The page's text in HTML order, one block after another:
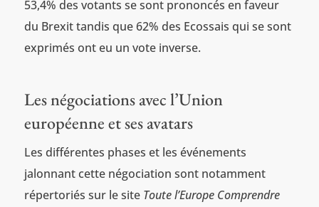
53,4% des votants se sont prononcés en faveur
du Brexit tandis que 62% des Ecossais qui se sont
exprimés ont eu un vote inverse.
Les négociations avec l’Union
européenne et ses avatars
Les différentes phases et les événements
jalonnant cette négociation sont notamment
répertoriés sur le site Toute l’Europe Comprendre